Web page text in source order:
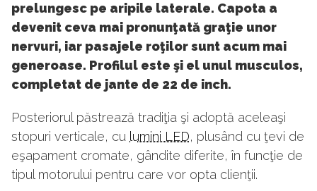
prelungesc pe aripile laterale. Capota a
devenit ceva mai pronunţată graţie unor
nervuri, iar pasajele roţilor sunt acum mai
generoase. Profilul este şi el unul musculos,
completat de jante de 22 de inch.
Posteriorul păstrează tradiţia şi adoptă aceleaşi
stopuri verticale, cu lumini LED, plusând cu ţevi de
eşapament cromate, gândite diferite, în funcţie de
tipul motorului pentru care vor opta clienţii.